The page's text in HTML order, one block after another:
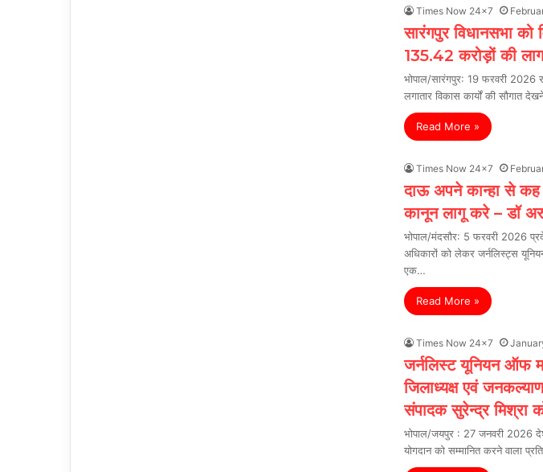
Times Now 24x7
सारंगपुर विधानसभा को
135.42 करोड़ों की
भोपाल/सारंगपुर: 19 फरवरी 2026
लगातार विकास कार्यों की सौगात
Read More »
Times Now 24x7
दाऊ अपने कान्हा से कह
कानून लागू करे – डॉ
भोपाल/मंदसौर: 5 फरवरी 2026
अधिकारों को लेकर जर्नलिस्ट्स
एक…
Read More »
Times Now 24x7
जर्नलिस्ट यूनियन ऑफ
जिलाध्यक्ष एवं
संपादक सुरेन्द्र मिश्रा
भोपाल/जयपुर : 27 जनवरी 2026
योगदान को सम्मानित करने वाला